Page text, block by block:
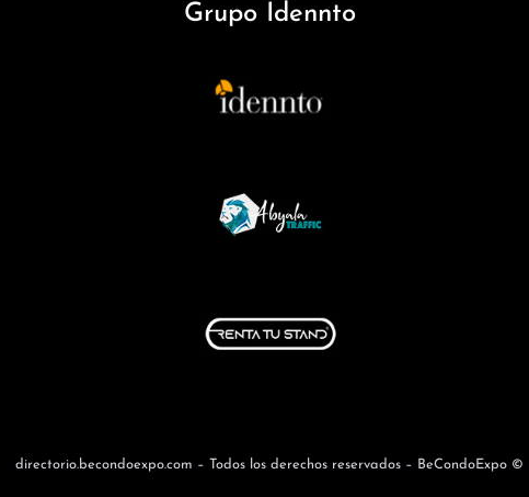
Grupo Idennto
directorio.becondoexpo.com – Todos los derechos reservados – BeCondoExpo ©